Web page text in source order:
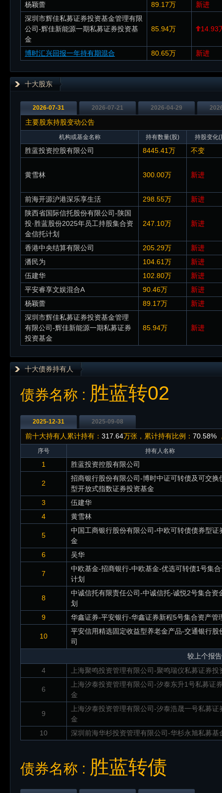
杨颖蕾
89.17万
新进
深圳市辉佳私募证券投资基金管理有限
公司-辉佳新能源一期私募证券投资基
金
85.94万 14.93
博时汇兴回报一年持有期混合 80.65万 新进
十大股东
2026-07-31 2026-07-21 2026-04-29
主要股东持股变动公告
机构或基金名称 持有数量(股) 持股变化(
胜蓝投资控股有限公司 8445.41万 不变
黄雪林 300.00万 新进
前海开源沪港深乐享生活 298.55万
新进
陕西省国际信托股份有限公司-陕国
投·胜蓝股份2025年员工持股集合资
金信托计划
247.10万 新进
香港中央结算有限公司 205.29万
新进
潘民为
104.61万
新进
伍建华
102.80万
新进
平安睿享文娱混合A
90.46万
新进
杨颖蕾
89.17万
新进
深圳市辉佳私募证券投资基金管理
有限公司-辉佳新能源一期私募证券
投资基金
85.94万 新进
十大债券持有人
债券名称 : 胜蓝转02
2025-12-31 2025-09-08
前十大持有人累计持有： 317.64万张，累计持有比例： 70.58%
序号 持有人名称
1 胜蓝投资控股有限公司
2
招商银行股份有限公司-博时中证可转债及可交换
型开放式指数证券投资基金
3
伍建华
4
黄雪林
5
中国工商银行股份有限公司-中欧可转债债券型证
金
6
吴华
7
中欧基金-招商银行-中欧基金-优选可转债1号集
计划
8
中诚信托有限责任公司-中诚信托-诚悦2号集合资
划
9
华鑫证券-平安银行-华鑫证券新程5号集合资产管
10
平安信用精选固定收益型养老金产品-交通银行股
司
较上个报
4
上海聚鸣投资管理有限公司-聚鸣瑞仪私募证券投
6
上海汐泰投资管理有限公司-汐泰东升1号私募证
金
9
上海汐泰投资管理有限公司-汐泰浩晟一号私募证
金
10
深圳前海华杉投资管理有限公司-华杉永旭私募基
债券名称 : 胜蓝转债